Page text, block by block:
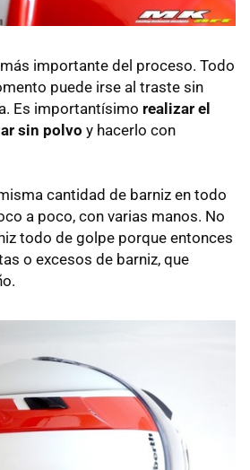
importante del proceso. Todo
puede irse al traste sin
Es importantísimo realizar el
sin polvo y hacerlo con
cantidad de barniz en todo
a poco, con varias manos. No
todo de golpe porque entonces
o excesos de barniz, que